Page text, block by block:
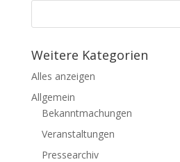
Weitere Kategorien
Alles anzeigen
Allgemein
Bekanntmachungen
Veranstaltungen
Pressearchiv